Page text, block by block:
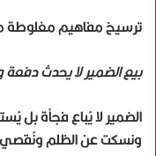
ترسيخ مفاهيم مغلوطة
بيع الضمير لا يحدث دفعة
الضمير لا يُباع فجأة بل
ونسكت عن الظلم ونُقصي